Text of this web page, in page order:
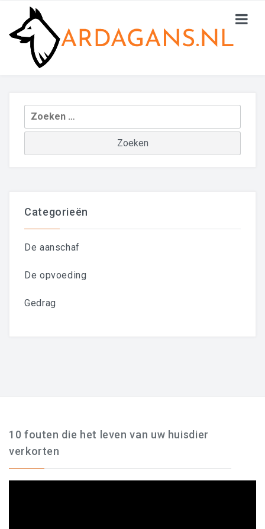
DE AANSCHAF
Sorry, no posts matched your criteria.
Zoeken
naar:
Categorieën
De aanschaf
De opvoeding
Gedrag
10 fouten die het leven van uw huisdier
verkorten